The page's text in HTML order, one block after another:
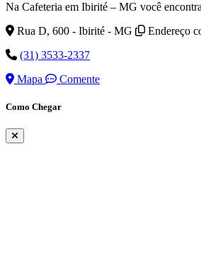
Na Cafeteria em Ibirité – MG você
Rua D, 600 - Ibirité - MG
Endereço
(31) 3533-2337
Mapa
Comente
Como Chegar